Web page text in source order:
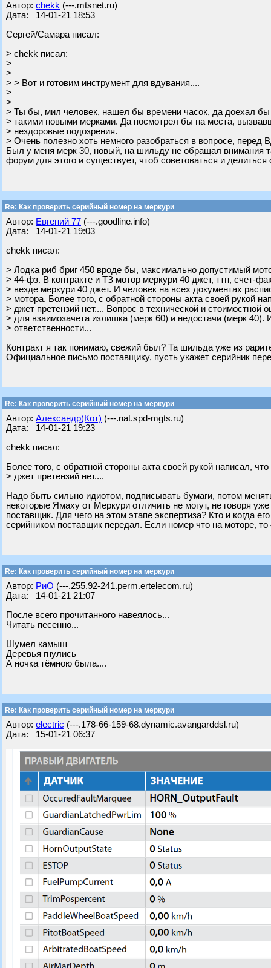
Автор: chekk (---.mtsnet.ru)
Дата: 14-01-21 18:53
Сергей/Самара писал:
> chekk писал:
>
>
> > Вот и готовим инструмент для вдувания....
>
>
> Ты бы, мил человек, нашел бы времени часок, да доехал бы
> такими новыми мерками. Да посмотрел бы на места,
> нездоровые подозрения.
> Очень полезно хоть немного разобраться в вопросе,
Был у меня мерк 30, новый, на шильду не обращал внимания
форум для этого и существует, чтоб советоваться и
Re: Как проверить серийный номер на меркури
Автор: Евгений 77 (---.goodline.info)
Дата: 14-01-21 19:03
chekk писал:
> Лодка риб бриг 450 вроде бы, максимально допустимый
> 44-фз. В контракте и ТЗ мотор меркури 40 джет, ттн, счет-
> везде меркури 40 джет. И человек на всех документах
> мотора. Более того, с обратной стороны акта своей рукой
> джет претензий нет.... Вопрос в технической и стоимостной
> для взаимозачета излишка (мерк 60) и недостачи (мерк 40).
> ответственности...
Контракт я так понимаю, свежий был? Та шильда уже из
Официальное письмо поставщику, пусть укажет серийник
Re: Как проверить серийный номер на меркури
Автор: Александр(Кот) (---.nat.spd-mgts.ru)
Дата: 14-01-21 19:23
chekk писал:
Более того, с обратной стороны акта своей рукой написал,
> джет претензий нет....
Надо быть сильно идиотом, подписывать бумаги, потом
некоторые Ямаху от Меркури отличить не могут, не говоря
поставщик. Для чего на этом этапе экспертиза? Кто и когда
серийником поставщик передал. Если номер что на моторе,
Re: Как проверить серийный номер на меркури
Автор: РиО (---.255.92-241.perm.ertelecom.ru)
Дата: 14-01-21 21:07
После всего прочитанного навеялось...
Читать песенно...
Шумел камыш
Деревья гнулись
А ночка тёмною была....
Re: Как проверить серийный номер на меркури
Автор: electric (---.178-66-159-68.dynamic.avangarddsl.ru)
Дата: 15-01-21 06:37